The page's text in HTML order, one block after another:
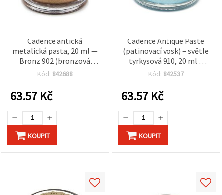
Cadence antická
metalická pasta, 20 ml —
Bronz 902 (bronzová
barva) Dekorativní
patinování, metalické
zvýraznění, nábytek,
dekupáž a mixed media
Kód: 842688
63.57 Kč
KOUPIT
Cadence Antique Paste
(patinovací vosk) – světle
tyrkysová 910, 20 ml –
patina efekt pro kreativní
snadná aplikace, odolný
povrch
Kód: 842537
63.57 Kč
KOUPIT